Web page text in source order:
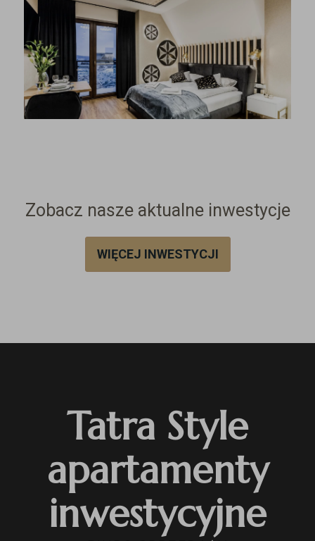
Zobacz nasze aktualne inwestycje
WIĘCEJ INWESTYCJI
Tatra Style
apartamenty
inwestycyjne